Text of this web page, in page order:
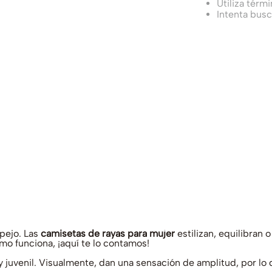
Utiliza
Intenta
Las camisetas de rayas para mujerestilizan, equilibran
funciona, ¡aquí te lo contamos!
Visualmente, dan una sensación de amplitud, por